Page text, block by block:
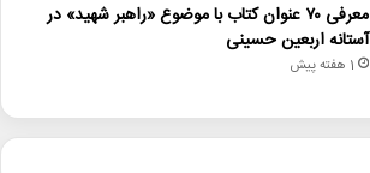
معرفی ۷۰ عنوان کتاب با موضوع «راهبر شهید» در
آستانه اربعین حسینی
1 هفته پیش